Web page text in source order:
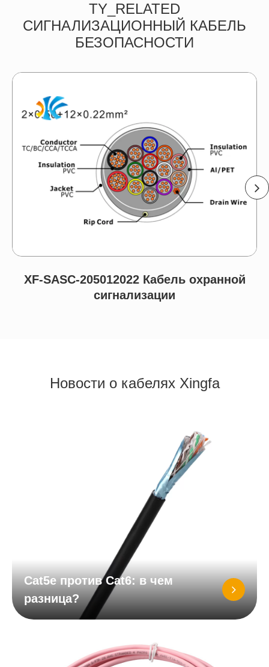
TY_RELATED
СИГНАЛИЗАЦИОННЫЙ КАБЕЛЬ
БЕЗОПАСНОСТИ
XF-SASC-205012022 Кабель охранной
сигнализации
Новости о кабелях Xingfa
Cat5e против Cat6: в чем
разница?